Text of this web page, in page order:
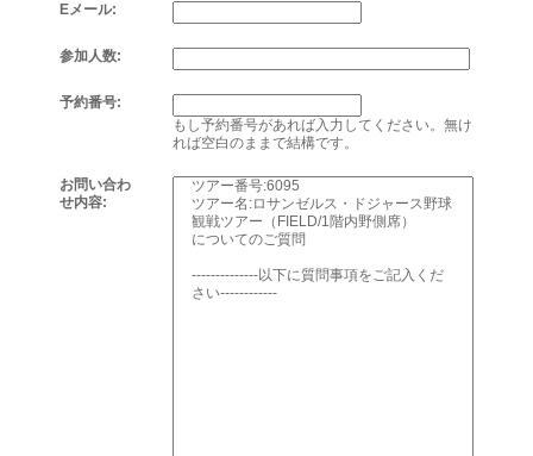
Eメール:
参加人数:
予約番号:
もし予約番号があれば入力してください。無け
れば空白のままで結構です。
お問い合わ
せ内容: